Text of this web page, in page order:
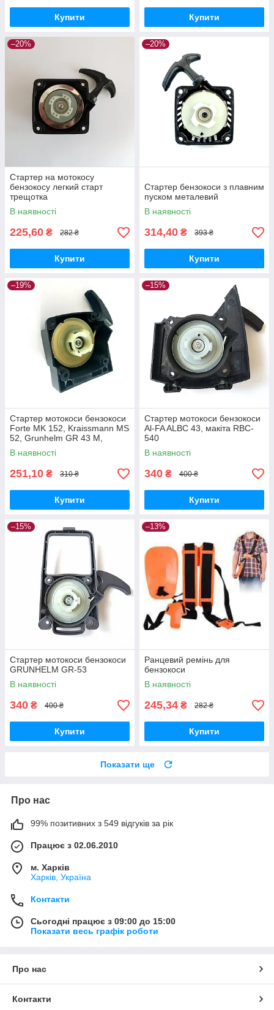
Купити Купити
–20%
Стартер на мотокосу
бензокосу легкий старт
трещотка
В наявності
225,60 ₴ 282 ₴
Купити
–20%
Стартер бензокоси з плавним
пуском металевий
В наявності
314,40 ₴ 393 ₴
Купити
–19%
Стартер мотокоси бензокоси
Forte MK 152, Kraissmann MS
52, Grunhelm GR 43 M,
Протон БТ-3002, Foresta FC
60 AV
В наявності
251,10 ₴ 310 ₴
Купити
–15%
Стартер мотокоси бензокоси
Al-FA ALBC 43, макіта RBC-
540
В наявності
340 ₴ 400 ₴
Купити
–15%
Стартер мотокоси бензокоси
GRUNHELM GR-53
В наявності
340 ₴ 400 ₴
Купити
–13%
Ранцевий ремінь для
бензокоси
В наявності
245,34 ₴ 282 ₴
Купити
Показати ще
Про нас
99% позитивних з 549 відгуків за рік
Працює з 02.06.2010
м. Харків
Харків, Україна
Контакти
Сьогодні працює з 09:00 до 15:00
Показати весь графік роботи
Про нас
Контакти